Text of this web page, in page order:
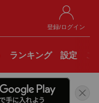
登録/ログイン
ランキング 設定